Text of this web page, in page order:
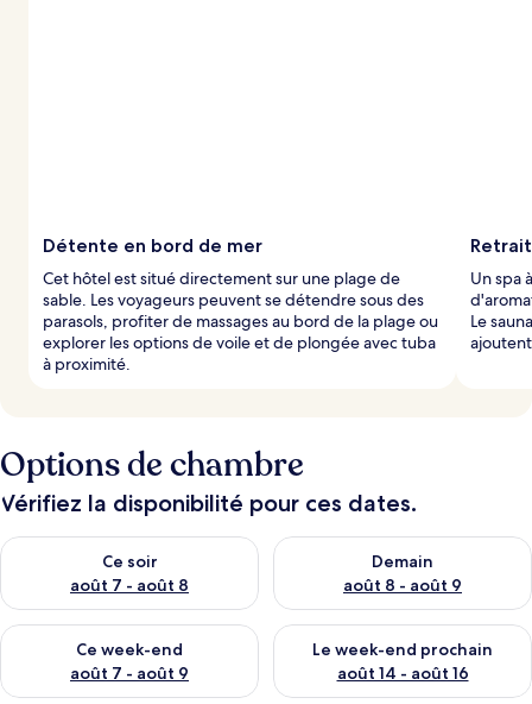
s
v
s
Détente en bord de mer
Cet hôtel est situé directement sur une plage de
sable. Les voyageurs peuvent se détendre sous des
parasols, profiter de massages au bord de la plage ou
explorer les options de voile et de plongée avec tuba
à proximité.
Un spa
Le
Options de chambre
Vérifiez la disponibilité pour ces dates.
Ce soir
août 7 - août 8
Vérifier la disponibilité pour ce soir août 7 - août 8
Demain
août 8 - août 9
Vérifier la disponibilité pour
Ce week-end
août 7 - août 9
Vérifier la disponibilité pour ce week-end août 7 - août 9
Le week-end prochain
août 14 - août 16
Vérifier la disponibilité pour